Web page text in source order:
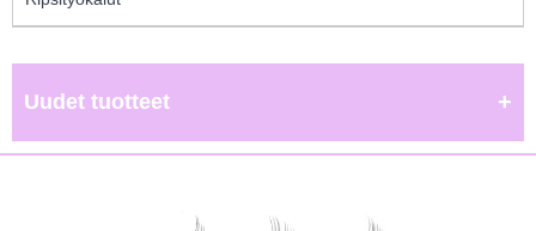
Uudet tuotteet